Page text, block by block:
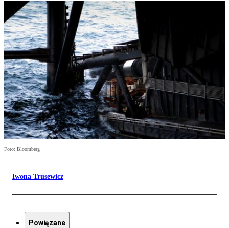
Foto: Bloomberg
Iwona Trusewicz
Powiązane